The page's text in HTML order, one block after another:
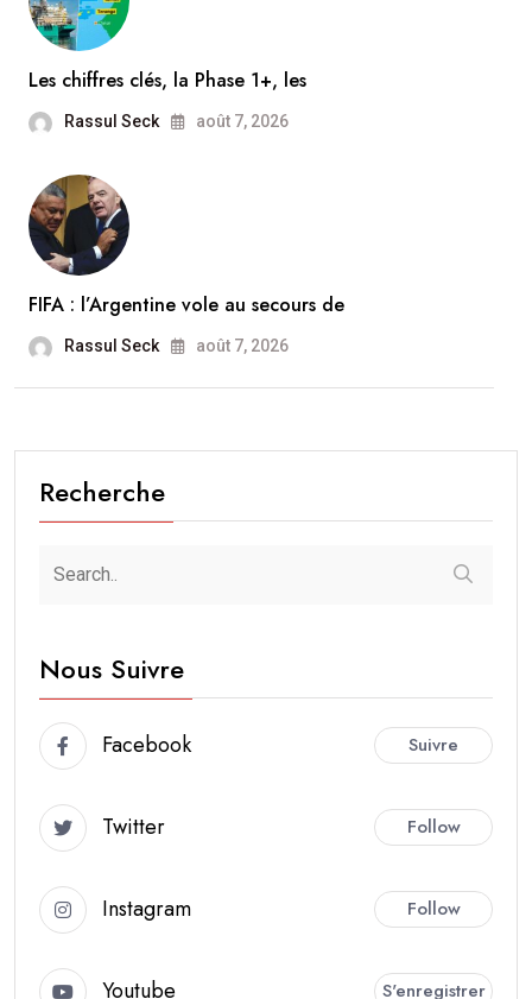
Les chiffres clés, la Phase 1+, les
Rassul Seck août 7, 2026
FIFA : l’Argentine vole au secours de
Rassul Seck août 7, 2026
Recherche
Nous Suivre
Facebook Suivre
Twitter Follow
Instagram Follow
Youtube S'enregistrer